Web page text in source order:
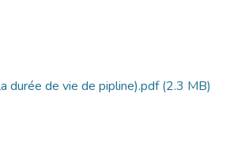
durée de vie de pipline).pdf(2.3 MB)